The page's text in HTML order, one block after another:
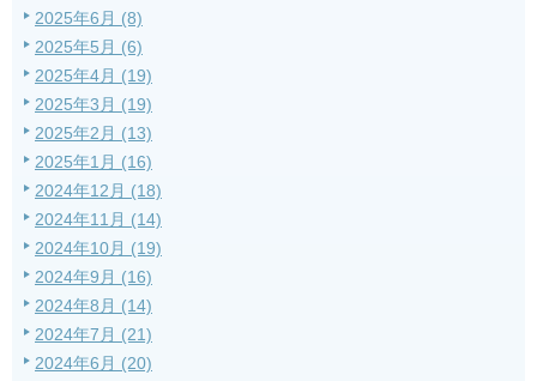
2025年6月 (8)
2025年5月 (6)
2025年4月 (19)
2025年3月 (19)
2025年2月 (13)
2025年1月 (16)
2024年12月 (18)
2024年11月 (14)
2024年10月 (19)
2024年9月 (16)
2024年8月 (14)
2024年7月 (21)
2024年6月 (20)